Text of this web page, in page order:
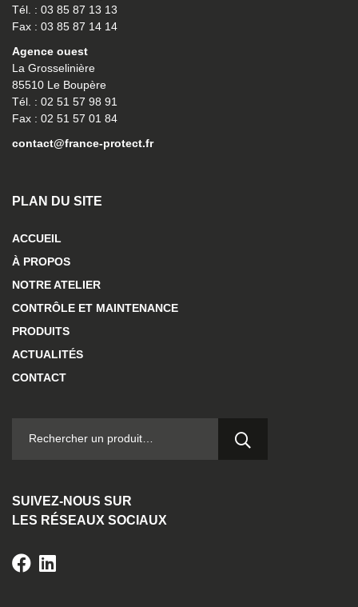
Tél. : 03 85 87 13 13
Fax : 03 85 87 14 14
Agence ouest
La Grosselinière
85510 Le Boupère
Tél. : 02 51 57 98 91
Fax : 02 51 57 01 84
contact@france-protect.fr
PLAN DU SITE
ACCUEIL
À PROPOS
NOTRE ATELIER
CONTRÔLE ET MAINTENANCE
PRODUITS
ACTUALITÉS
CONTACT
SUIVEZ-NOUS SUR
LES RÉSEAUX SOCIAUX